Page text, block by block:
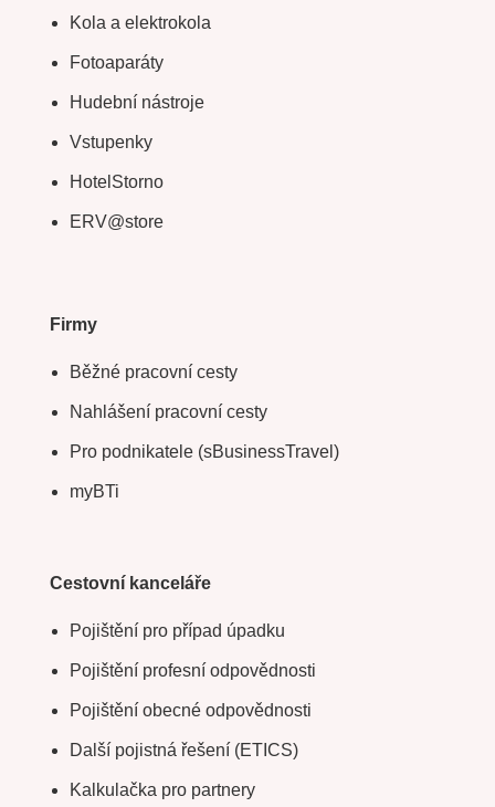
Kola a elektrokola
Fotoaparáty
Hudební nástroje
Vstupenky
HotelStorno
ERV@store
Firmy
Běžné pracovní cesty
Nahlášení pracovní cesty
Pro podnikatele (sBusinessTravel)
myBTi
Cestovní kanceláře
Pojištění pro případ úpadku
Pojištění profesní odpovědnosti
Pojištění obecné odpovědnosti
Další pojistná řešení (ETICS)
Kalkulačka pro partnery